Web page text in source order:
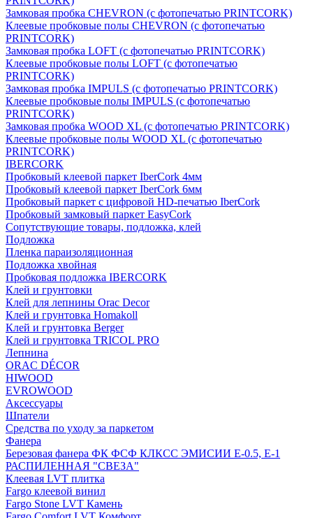
Замковая пробка CHEVRON (с фотопечатью PRINTCORK)
Клеевые пробковые полы CHEVRON (с фотопечатью
PRINTCORK)
Замковая пробка LOFT (с фотопечатью PRINTCORK)
Клеевые пробковые полы LOFT (с фотопечатью
PRINTCORK)
Замковая пробка IMPULS (с фотопечатью PRINTCORK)
Клеевые пробковые полы IMPULS (с фотопечатью
PRINTCORK)
Замковая пробка WOOD XL (с фотопечатью PRINTCORK)
Клеевые пробковые полы WOOD XL (с фотопечатью
PRINTCORK)
IBERCORK
Пробковый клеевой паркет IberCork 4мм
Пробковый клеевой паркет IberCork 6мм
Пробковый паркет с цифровой HD-печатью IberCork
Пробковый замковый паркет EasyCork
Сопутствующие товары, подложка, клей
Подложка
Пленка параизоляционная
Подложка хвойная
Пробковая подложка IBERCORK
Клей и грунтовки
Клей для лепнины Orac Decor
Клей и грунтовка Homakoll
Клей и грунтовка Berger
Клей и грунтовка TRICOL PRO
Лепнина
ORAC DÉCOR
HIWOOD
EVROWOOD
Аксессуары
Шпатели
Средства по уходу за паркетом
Фанера
Березовая фанера ФК ФСФ КЛКСС ЭМИСИИ Е-0.5, Е-1
РАСПИЛЕННАЯ "СВЕЗА"
Клеевая LVT плитка
Fargo клеевой винил
Fargo Stone LVT Камень